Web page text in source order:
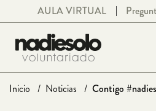
al
contenido
AULA VIRTUAL
Inicio Noticias Contigo